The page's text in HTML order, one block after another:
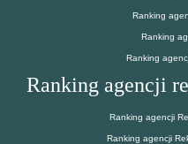
Ranking
Ranking
Ranking
Ranking agencji
Ranking agencji
Ranking agencji